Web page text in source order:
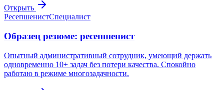
Открыть
РесепшенистСпециалист
Образец резюме: ресепшенист
Опытный административный сотрудник, умеющий держать
одновременно 10+ задач без потери качества. Спокойно
работаю в режиме многозадачности.